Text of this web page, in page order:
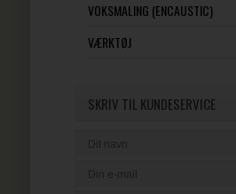
VOKSMALING (ENCAUSTIC)
VÆRKTØJ
SKRIV TIL KUNDESERVICE